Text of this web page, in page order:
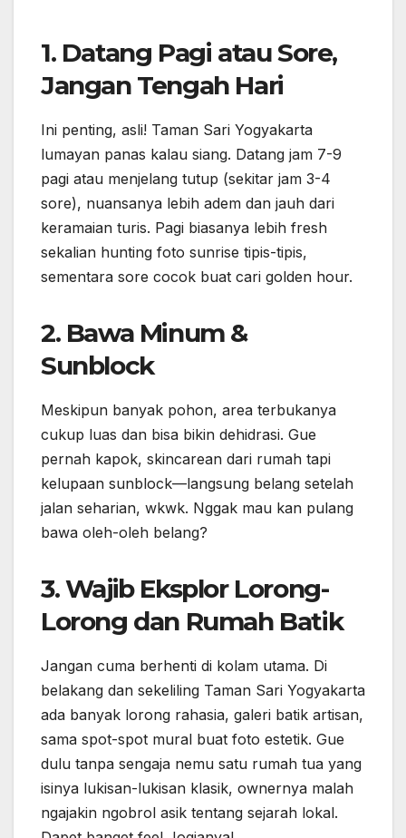
sore), nuansanya lebih adem dan jauh dari
keramaian turis. Pagi biasanya lebih fresh
sementara sore cocok buat cari golden hour.
2. Bawa Minum &
Sunblock
Meskipun banyak pohon, area terbukanya
kelupaan sunblock—langsung belang setelah
jalan seharian, wkwk. Nggak mau kan pulang
3. Wajib Eksplor Lorong-
Lorong dan Rumah Batik
Jangan cuma berhenti di kolam utama. Di
sama spot-spot mural buat foto estetik. Gue
dulu tanpa sengaja nemu satu rumah tua yang
ngajakin ngobrol asik tentang sejarah lokal.
Dapet banget feel Jogjanya!
4. Jangan Sungkan Tanya
Sama Penduduk Lokal
Penduduk sekitar Taman Sari ramah-ramah,